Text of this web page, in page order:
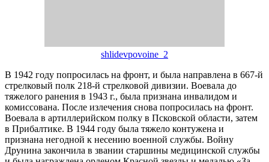
shlidevpovoine_2
В 1942 году попросилась на фронт, и была направлена в 667-й
стрелковый полк 218-й стрелковой дивизии. Воевала до
тяжелого ранения в 1943 г., была признана инвалидом и
комиссована. После излечения снова попросилась на фронт.
Воевала в артиллерийском полку в Псковской области, затем
в Прибалтике. В 1944 году была тяжело контужена и
признана негодной к несению военной службы. Войну
Друнина закончила в звании старшины медицинской службы